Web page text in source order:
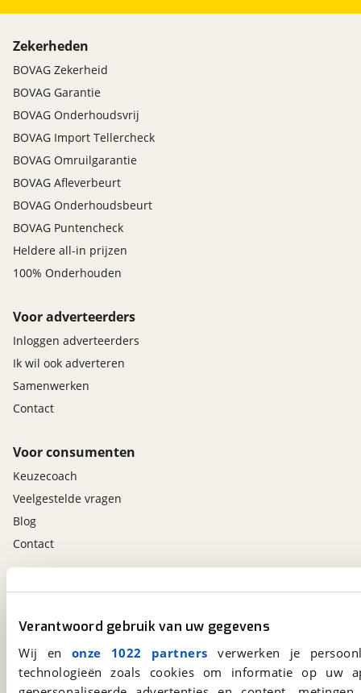
Verantwoord gebruik van uw gegevens
Wij en onze 1022 partners verwerken je
technologieën zoals cookies om informatie op
Zekerheden
BOVAG Zekerheid
BOVAG Garantie
BOVAG Onderhoudsvrij
BOVAG Import Tellercheck
BOVAG Omruilgarantie
BOVAG Afleverbeurt
BOVAG Onderhoudsbeurt
BOVAG Puntencheck
Heldere all-in prijzen
100% Onderhouden
Voor adverteerders
Inloggen adverteerders
Ik wil ook adverteren
Samenwerken
Contact
Voor consumenten
Keuzecoach
Veelgestelde vragen
Blog
Contact
viaBOVAG.nl app
Altijd het meest recente aanbod bij de hand.
Download 'm nu.